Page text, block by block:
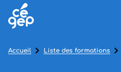
Accueil Liste des formations